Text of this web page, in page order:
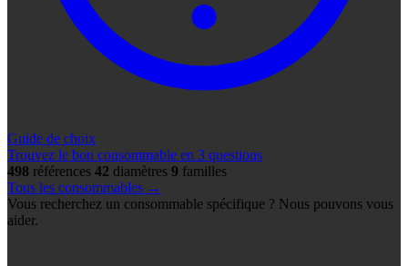
Guide de choix
Trouvez le bon consommable en 3 questions
498 références 42 diamètres 9 familles
Tous les consommables →
Vous recherchez un consommable spécifique ? Nous pouvons vous
aider.